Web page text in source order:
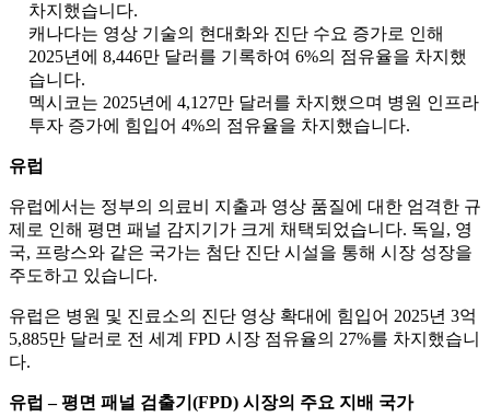
차지했습니다.
캐나다는 영상 기술의 현대화와 진단 수요 증가로 인해
2025년에 8,446만 달러를 기록하여 6%의 점유율을 차지했
습니다.
멕시코는 2025년에 4,127만 달러를 차지했으며 병원 인프라
투자 증가에 힘입어 4%의 점유율을 차지했습니다.
유럽
유럽에서는 정부의 의료비 지출과 영상 품질에 대한 엄격한 규
제로 인해 평면 패널 감지기가 크게 채택되었습니다. 독일, 영
국, 프랑스와 같은 국가는 첨단 진단 시설을 통해 시장 성장을
주도하고 있습니다.
유럽은 병원 및 진료소의 진단 영상 확대에 힘입어 2025년 3억
5,885만 달러로 전 세계 FPD 시장 점유율의 27%를 차지했습니
다.
유럽 ​​– 평면 패널 검출기(FPD) 시장의 주요 지배 국가